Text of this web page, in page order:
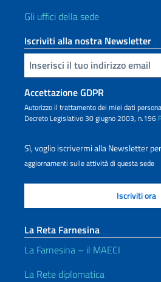
Gli uffici della sede
Iscriviti alla nostra Newsletter
Inserisci la tua email
Accettazione GDPR
Autorizzo il trattamento dei miei dati
Decreto Legislativo 30 giugno 2003, n.196
Sì, voglio iscrivermi alla Newsletter
aggiornamenti sulle attività di questa sede
La Reta Farnesina
La Farnesina – il MAECI
La Rete diplomatica